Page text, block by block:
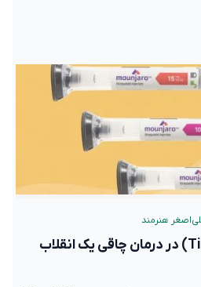
هنرمند
آیا تیرزپاتید (Tirzepatide) در درمان چاقی یک انقلاب